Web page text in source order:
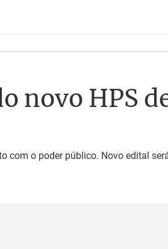
novo HPS
com o poder público. Novo edital